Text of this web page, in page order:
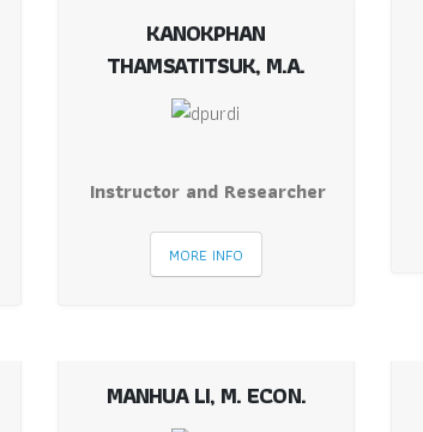
KANOKPHAN
THAMSATITSUK, M.A.
Instructor and Researcher
MORE INFO
MANHUA LI, M. ECON.